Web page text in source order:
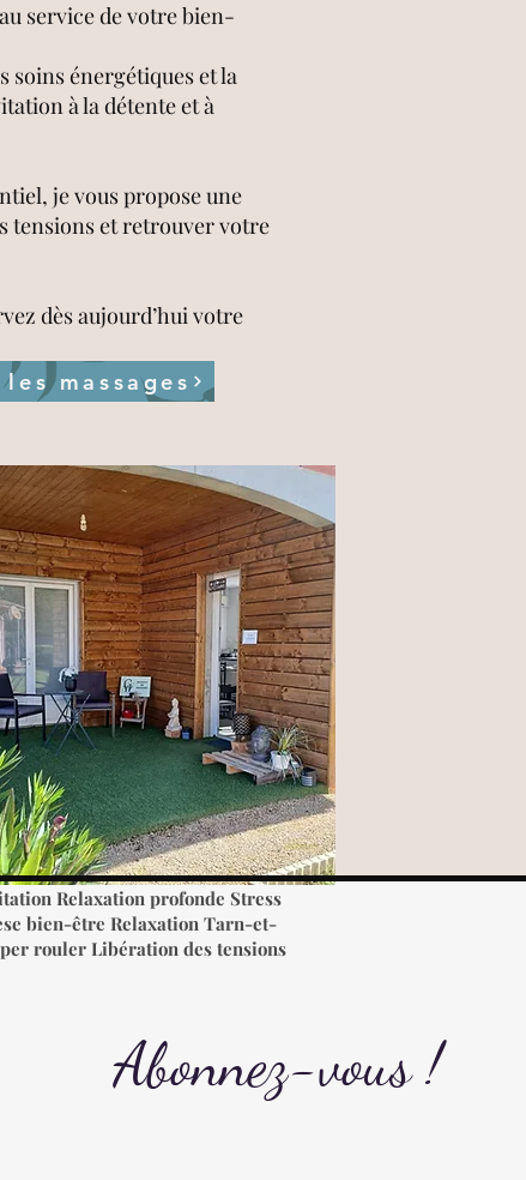
service de votre bien-
soins énergétiques et la
à la détente et à
je vous propose une
tensions et retrouver votre
dès aujourd’hui votre
massages
Relaxation profonde Stress
bien-être Relaxation Tarn-et-
rouler Libération des tensions
Abonnez-vous !